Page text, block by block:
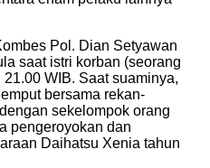
Pol. Dian Setyawan
saat istri korban (seorang
WIB. Saat suaminya,
bersama rekan-
sekelompok orang
pengeroyokan dan
Daihatsu Xenia tahun